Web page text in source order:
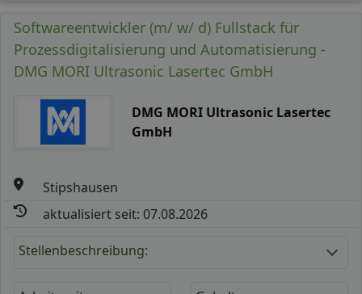
Softwareentwickler (m/ w/ d) Fullstack für
Prozessdigitalisierung und Automatisierung -
DMG MORI Ultrasonic Lasertec GmbH
DMG MORI Ultrasonic Lasertec
GmbH
Stipshausen
aktualisiert seit: 07.08.2026
Stellenbeschreibung: